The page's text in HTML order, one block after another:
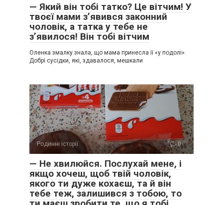
— Який він тобі татко? Це вітчим! У
твоєї мами з’явився законний
чоловік, а татка у тебе не
з’явилося! Він тобі вітчим
Оленка змалку знала, що мама принесла її «у подолі».
Добрі сусідки, які, здавалося, мешкали
Родинні історії 0
— Не хвилюйся. Послухай мене, і
якщо хочеш, щоб твій чоловік,
якого ти дуже кохаєш, та й він
тебе теж, залишився з тобою, то